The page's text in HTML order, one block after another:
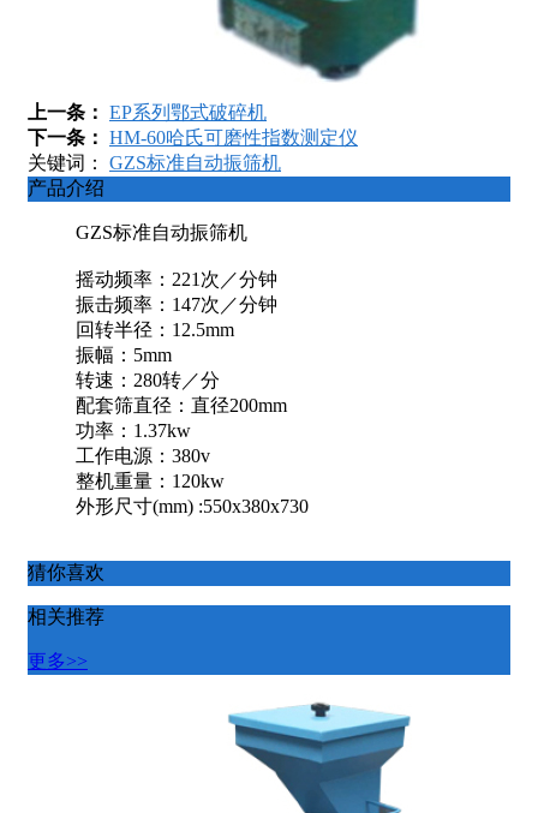
上一条： EP系列鄂式破碎机
下一条： HM-60哈氏可磨性指数测定仪
关键词： GZS标准自动振筛机
产品介绍
GZS标准自动振筛机
摇动频率：221次／分钟
振击频率：147次／分钟
回转半径：12.5mm
振幅：5mm
转速：280转／分
配套筛直径：直径200mm
功率：1.37kw
工作电源：380v
整机重量：120kw
外形尺寸(mm) :550x380x730
猜你喜欢
相关推荐
更多>>